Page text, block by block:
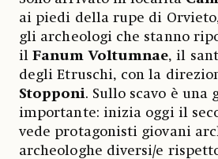
ai piedi della rupe di
gli archeologi che stanno
ilFanum Voltumnae, il
degli Etruschi, con la
Stopponi. Sullo scavo è una
importante: inizia oggi il
vede protagonisti giovani
archeologhe diversi/e